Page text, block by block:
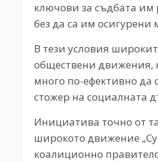
ключови за съдбата им
без да са им осигурени
В тези условия
обществени движения,
много по-ефективно да
стожер на социалната
Инициатива точно от
широкото движение
коалиционно